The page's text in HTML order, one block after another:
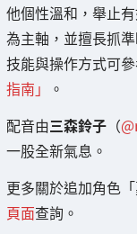
他個性溫和，舉止
為主軸，並擅長抓
技能與操作方式可
指南」
。
配音由三森鈴子 （
一股全新氣息。
更多關於追加角色
頁面查詢。